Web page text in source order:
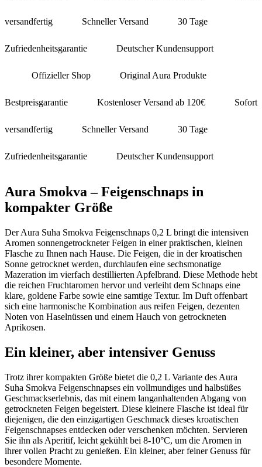
versandfertig Schneller Versand 30 Tage
Zufriedenheitsgarantie Deutscher Kundensupport
Offizieller Shop Original Aura Produkte
Bestpreisgarantie Kostenloser Versand ab 120€ Sofort
versandfertig Schneller Versand 30 Tage
Zufriedenheitsgarantie Deutscher Kundensupport
Aura Smokva – Feigenschnaps in
kompakter Größe
Der Aura Suha Smokva Feigenschnaps 0,2 L bringt die intensiven
Aromen sonnengetrockneter Feigen in einer praktischen, kleinen
Flasche zu Ihnen nach Hause. Die Feigen, die in der kroatischen
Sonne getrocknet werden, durchlaufen eine sechsmonatige
Mazeration im vierfach destillierten Apfelbrand. Diese Methode hebt
die reichen Fruchtaromen hervor und verleiht dem Schnaps eine
klare, goldene Farbe sowie eine samtige Textur. Im Duft offenbart
sich eine harmonische Kombination aus reifen Feigen, dezenten
Noten von Haselnüssen und einem Hauch von getrockneten
Aprikosen.
Ein kleiner, aber intensiver Genuss
Trotz ihrer kompakten Größe bietet die 0,2 L Variante des Aura
Suha Smokva Feigenschnapses ein vollmundiges und halbsüßes
Geschmackserlebnis, das mit einem langanhaltenden Abgang von
getrockneten Feigen begeistert. Diese kleinere Flasche ist ideal für
diejenigen, die den einzigartigen Geschmack dieses kroatischen
Feigenschnapses entdecken oder verschenken möchten. Servieren
Sie ihn als Aperitif, leicht gekühlt bei 8-10°C, um die Aromen in
ihrer vollen Pracht zu genießen. Ein kleiner, aber feiner Genuss für
besondere Momente.